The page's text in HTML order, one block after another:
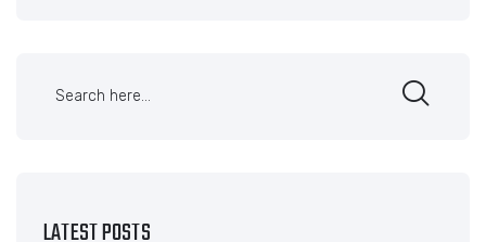
LATEST POSTS